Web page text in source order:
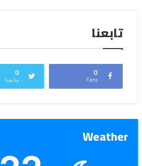
تابعنا
0
Fans
0
متابعينا
Weather